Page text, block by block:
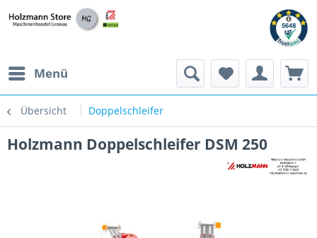
Menü
Übersicht Doppelschleifer
Holzmann Doppelschleifer DSM 250